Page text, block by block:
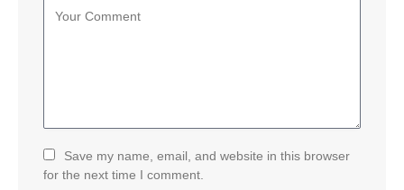
Save my name, email, and website in this browser
for the next time I comment.